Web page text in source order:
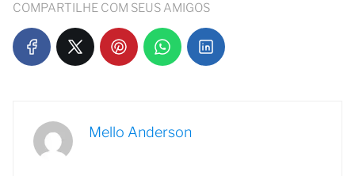
COMPARTILHE COM SEUS AMIGOS
Mello Anderson